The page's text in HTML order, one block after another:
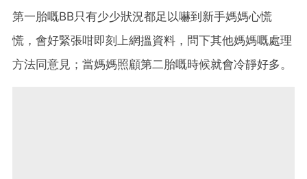
第一胎嘅BB只有少少狀況都足以嚇到新手媽媽心慌
慌，會好緊張咁即刻上網搵資料，問下其他媽媽嘅處理
方法同意見；當媽媽照顧第二胎嘅時候就會冷靜好多。